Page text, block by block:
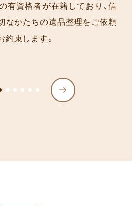
有資格者が在籍しており、信
なかたちの遺品整理をご依頼
束します。